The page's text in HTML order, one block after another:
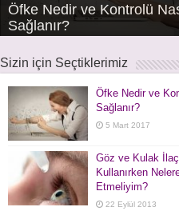
Öfke Nedir ve Kontrolü
Sağlanır?
Ani İşitme Kaybı
Çınlama – Tinnitus
Burun Damlası Bağımlılığı
Bademcik ve Geniz Eti
Bademcik ve Geniz Eti
Klima Sorunları ile Gelişen
Hastalıklar
Horlama ve Tıkayıcı Uyku
Sendromu
Sizin için Seçtiklerimiz
Öfke Nedir ve
Sağlanır?
5 Mart 2017
Göz ve Kulak
Kullanırken
Etmeliyim?
22 Eylül 2013